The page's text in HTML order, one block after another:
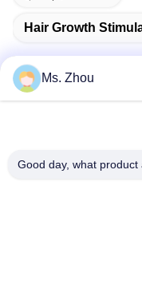
Hair Growth
ঠিকানা
Ms. Zhou
Good day, what